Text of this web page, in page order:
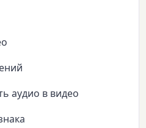
аудио в видео